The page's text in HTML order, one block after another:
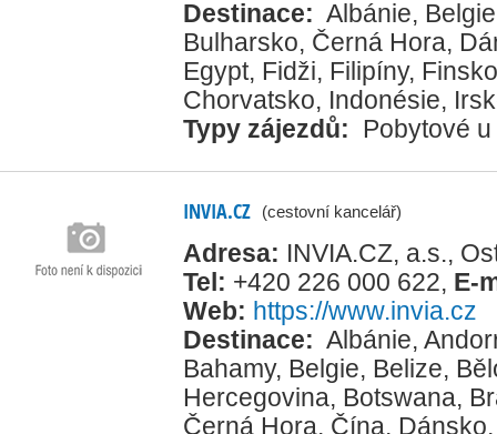
Destinace: Albánie, Belgie
Bulharsko, Černá Hora,
Egypt, Fidži, Filipíny, Finsko
Chorvatsko, Indonésie,
Typy zájezdů:
Pobytové
INVIA.CZ (cestovní kancelář)
Adresa: INVIA.CZ, a.s.,
Tel: +420 226 000 622, E-
Web: https://www.invia.cz
Destinace: Albánie,
Bahamy, Belgie, Belize,
Hercegovina, Botswana,
Černá Hora, Čína, Dánsko